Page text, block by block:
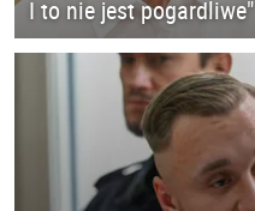
I to nie jest pogardliwe"